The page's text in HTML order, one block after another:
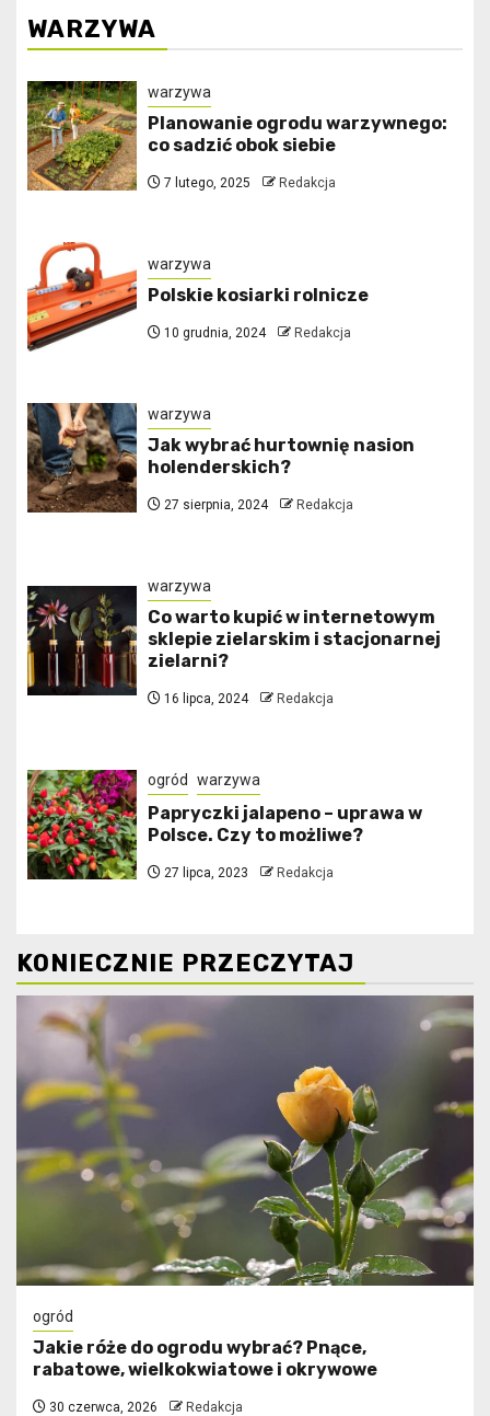
WARZYWA
warzywa
Planowanie ogrodu warzywnego:
co sadzić obok siebie
7 lutego, 2025 Redakcja
warzywa
Polskie kosiarki rolnicze
10 grudnia, 2024 Redakcja
warzywa
Jak wybrać hurtownię nasion
holenderskich?
27 sierpnia, 2024 Redakcja
warzywa
Co warto kupić w internetowym
sklepie zielarskim i stacjonarnej
zielarni?
16 lipca, 2024 Redakcja
ogród warzywa
Papryczki jalapeno – uprawa w
Polsce. Czy to możliwe?
27 lipca, 2023 Redakcja
KONIECZNIE PRZECZYTAJ
ogród
Jakie róże do ogrodu wybrać? Pnące,
rabatowe, wielkokwiatowe i okrywowe
30 czerwca, 2026 Redakcja